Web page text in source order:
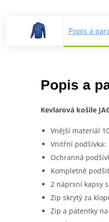
Popis a
Popis a
Kevlarová košile
Vnější materiál
Vnitřní podšívka:
Ochranná
Kompletně
2 náprsní kapsy
Zip skrytý za
Zip a patentky